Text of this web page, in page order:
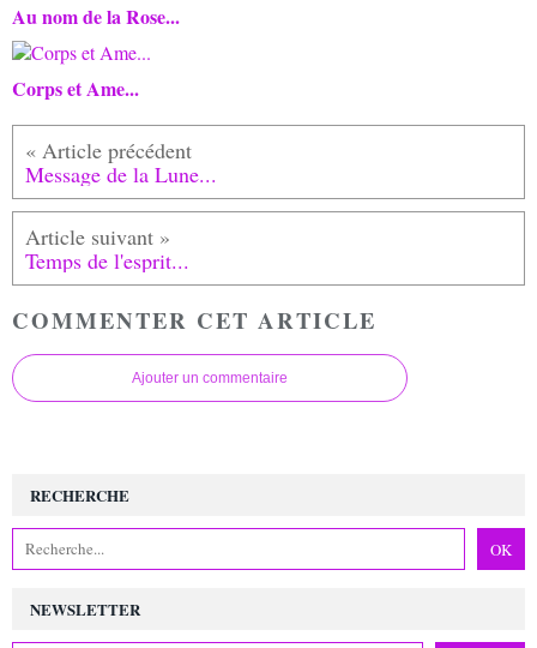
Au nom de la Rose...
Corps et Ame...
Message de la Lune...
Temps de l'esprit...
COMMENTER CET ARTICLE
Ajouter un commentaire
NEWSLETTER
RECHERCHE